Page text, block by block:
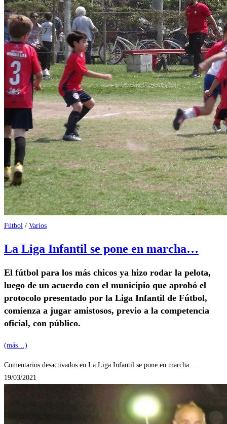
Fútbol / Varios
La Liga Infantil se pone en marcha…
El fútbol para los más chicos ya hizo rodar la pelota,
luego de un acuerdo con el municipio que aprobó el
protocolo presentado por la Liga Infantil de Fútbol,
comienza a jugar amistosos, previo a la competencia
oficial, con público.
(más…)
Comentarios desactivados en La Liga Infantil se pone en marcha…
19/03/2021